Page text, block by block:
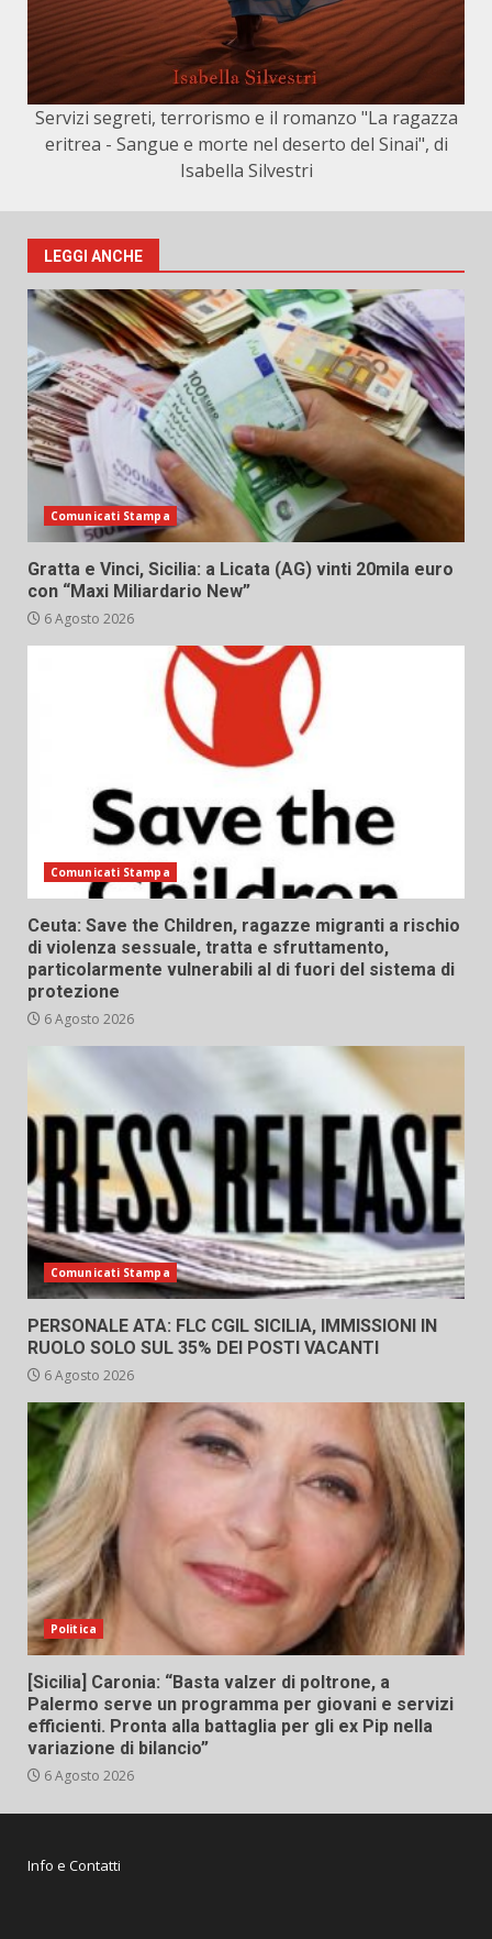
Servizi segreti, terrorismo e il romanzo "La ragazza
eritrea - Sangue e morte nel deserto del Sinai", di
Isabella Silvestri
LEGGI ANCHE
Comunicati Stampa
Gratta e Vinci, Sicilia: a Licata (AG) vinti 20mila euro
con “Maxi Miliardario New”
6 Agosto 2026
Comunicati Stampa
Ceuta: Save the Children, ragazze migranti a rischio
di violenza sessuale, tratta e sfruttamento,
particolarmente vulnerabili al di fuori del sistema di
protezione
6 Agosto 2026
Comunicati Stampa
PERSONALE ATA: FLC CGIL SICILIA, IMMISSIONI IN
RUOLO SOLO SUL 35% DEI POSTI VACANTI
6 Agosto 2026
Politica
[Sicilia] Caronia: “Basta valzer di poltrone, a
Palermo serve un programma per giovani e servizi
efficienti. Pronta alla battaglia per gli ex Pip nella
variazione di bilancio”
6 Agosto 2026
Info e Contatti